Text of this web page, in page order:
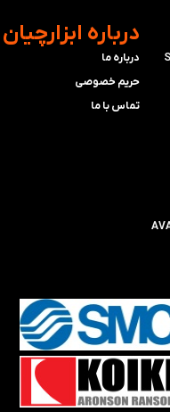
​درباره ابزارچیان
درباره ما
حریم خصوصی
تماس با ما